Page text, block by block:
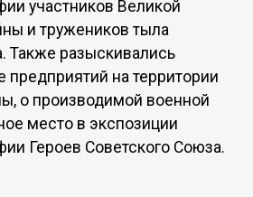
участников Великой
и тружеников тыла
Также разыскивались
предприятий на территории
о производимой военной
место в экспозиции
Героев Советского Союза.